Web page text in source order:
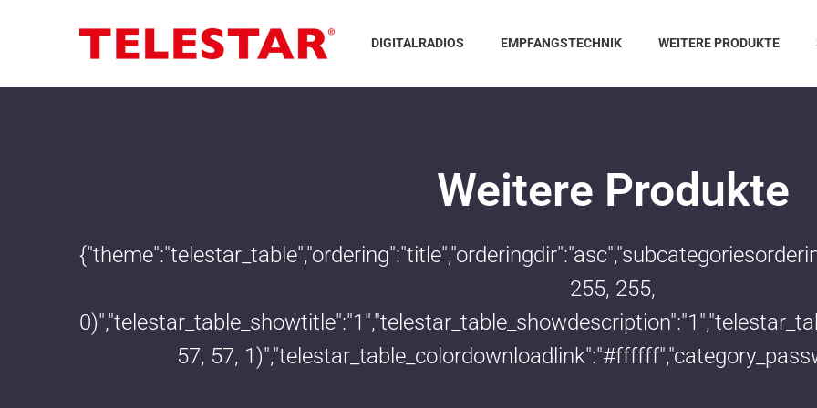
DIGITALRADIOS EMPFANGSTECHNIK WEITERE PRODUKTE
Weitere Produkte
255, 255,
57, 57,